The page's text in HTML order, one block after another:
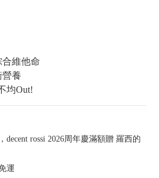
合維他命
營養
均Out!
decent rossi 2026周年慶滿額贈 羅西的
運